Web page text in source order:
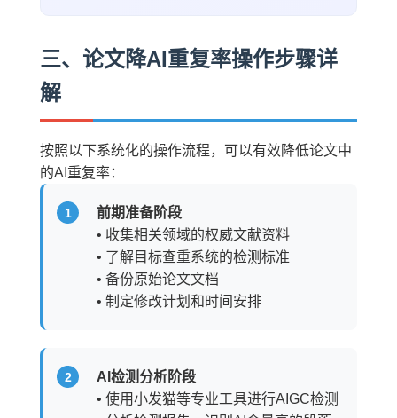
三、论文降AI重复率操作步骤详
解
按照以下系统化的操作流程，可以有效降低论文中
的AI重复率：
前期准备阶段
• 收集相关领域的权威文献资料
• 了解目标查重系统的检测标准
• 备份原始论文文档
• 制定修改计划和时间安排
AI检测分析阶段
• 使用小发猫等专业工具进行AIGC检测